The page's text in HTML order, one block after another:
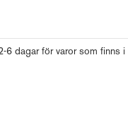
6 dagar för varor som finns i